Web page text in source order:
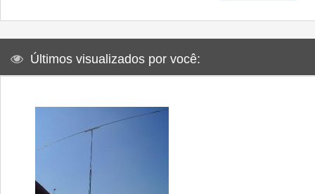
Últimos visualizados por você: